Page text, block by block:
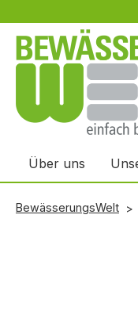
Über uns
BewässerungsWelt